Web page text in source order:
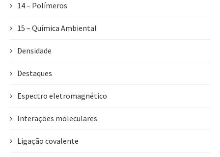
14 – Polímeros
15 – Química Ambiental
Densidade
Destaques
Espectro eletromagnético
Interações moleculares
Ligação covalente